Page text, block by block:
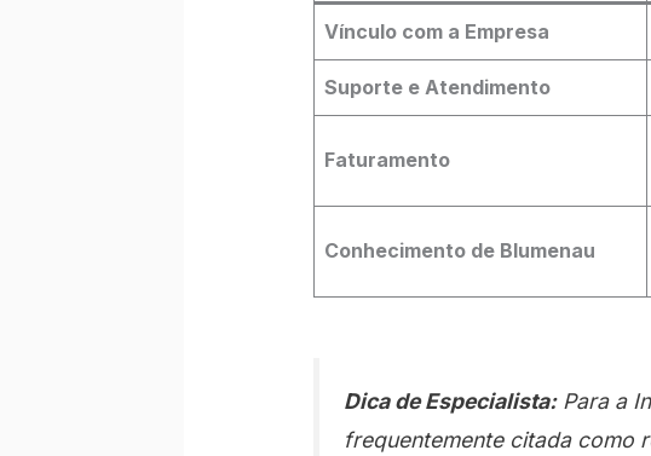
Vínculo com a Empresa
Suporte e Atendimento
Faturamento
Conhecimento de Blumenau
Dica de Especialista:Para a
frequentemente citada como